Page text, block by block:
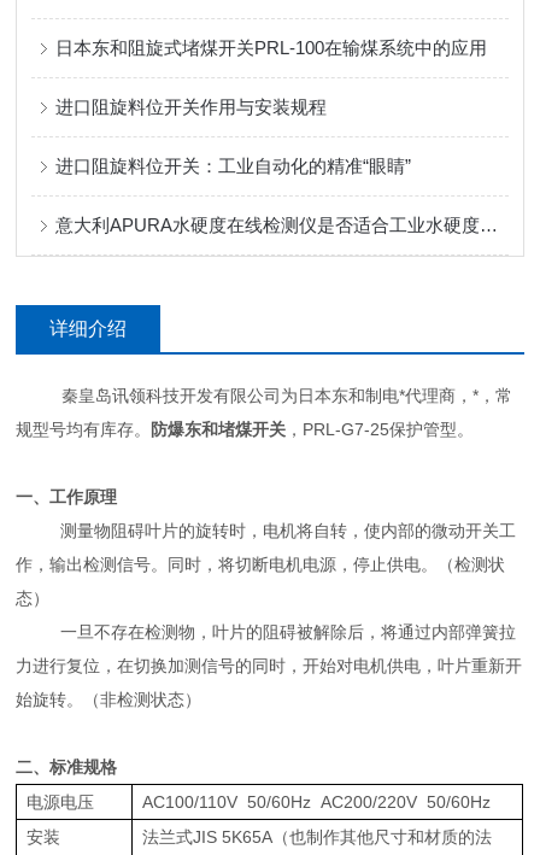
日本东和阻旋式堵煤开关PRL-100在输煤系统中的应用
进口阻旋料位开关作用与安装规程
进口阻旋料位开关：工业自动化的精准“眼睛”
意大利APURA水硬度在线检测仪是否适合工业水硬度在线检测？
详细介绍
秦皇岛讯领科技开发有限公司为日本东和制电*代理商，*，常
规型号均有库存。 防爆东和堵煤开关 ，PRL-G7-25保护管型。
一、工作原理
测量物阻碍叶片的旋转时，电机将自转，使内部的微动开关工
作，输出检测信号。同时，将切断电机电源，停止供电。（检测状
态）
一旦不存在检测物，叶片的阻碍被解除后，将通过内部弹簧拉
力进行复位，在切换加测信号的同时，开始对电机供电，叶片重新开
始旋转。（非检测状态）
二、标准规格
电源电压
AC100/110V 50/60Hz AC200/220V 50/60Hz
安装
法兰式JIS 5K65A（也制作其他尺寸和材质的法